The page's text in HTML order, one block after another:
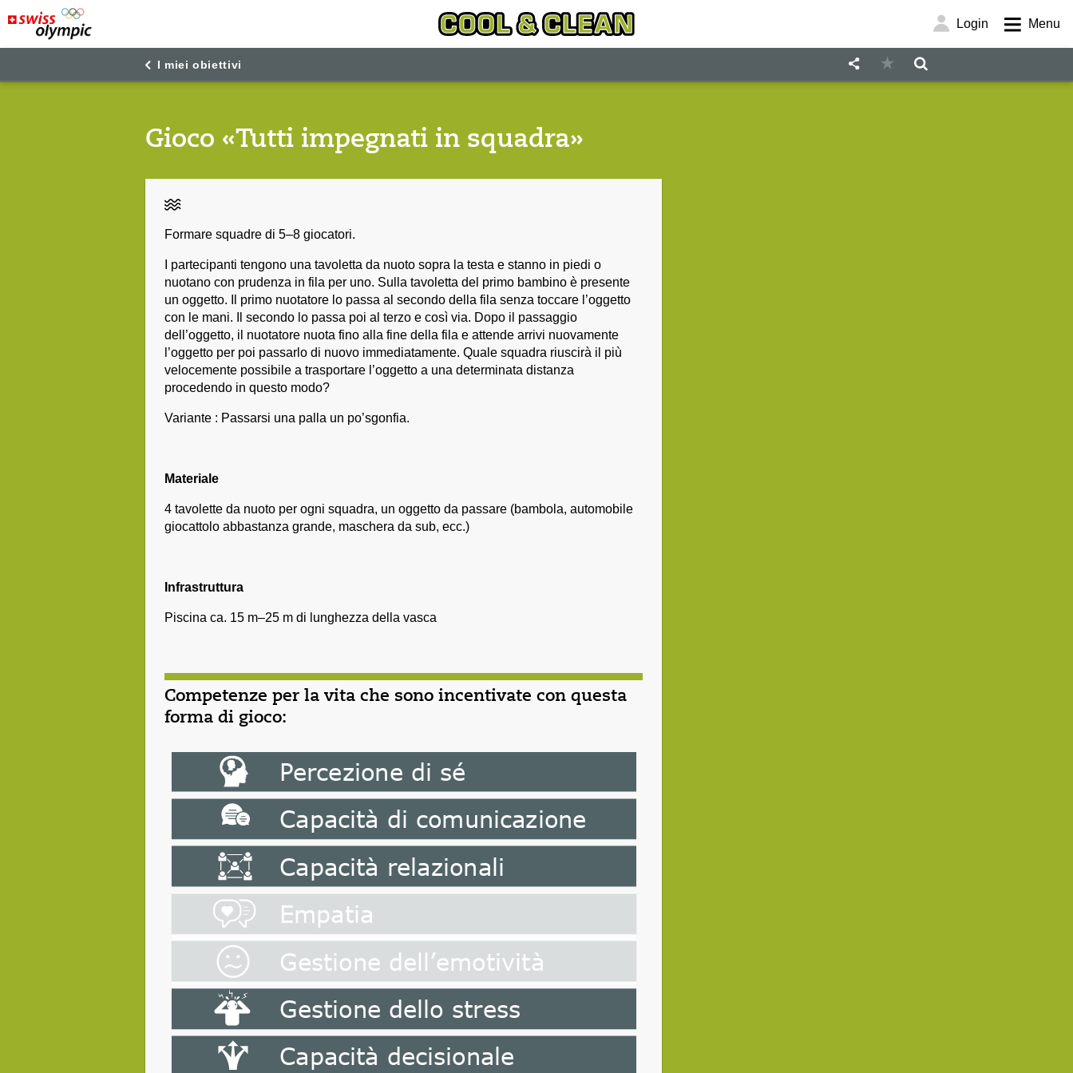
Login
Menu
I miei obiettivi
Gioco «Tutti impegnati in squadra»
Formare squadre di 5–8 giocatori.
I partecipanti tengono una tavoletta da nuoto sopra la testa e stanno in piedi o
nuotano con prudenza in fila per uno. Sulla tavoletta del primo bambino è presente
un oggetto. Il primo nuotatore lo passa al secondo della fila senza toccare l’oggetto
con le mani. Il secondo lo passa poi al terzo e così via. Dopo il passaggio
dell’oggetto, il nuotatore nuota fino alla fine della fila e attende arrivi nuovamente
l’oggetto per poi passarlo di nuovo immediatamente. Quale squadra riuscirà il più
velocemente possibile a trasportare l’oggetto a una determinata distanza
procedendo in questo modo?
Variante : Passarsi una palla un po’sgonfia.
Materiale
4 tavolette da nuoto per ogni squadra, un oggetto da passare (bambola, automobile
giocattolo abbastanza grande, maschera da sub, ecc.)
Infrastruttura
Piscina ca. 15 m–25 m di lunghezza della vasca
Competenze per la vita che sono incentivate con questa
forma di gioco: